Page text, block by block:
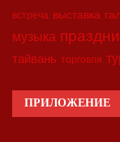
встреча выставка
музыка
тайвань торговля
ПРИЛОЖЕНИЕ